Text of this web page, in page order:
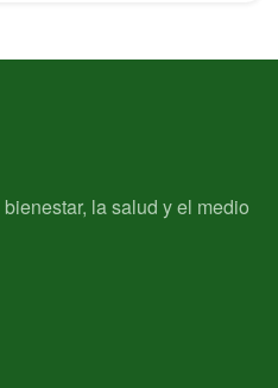
la salud y el medio